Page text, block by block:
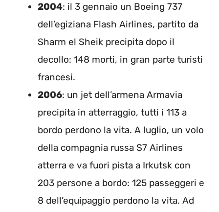
2004: il 3 gennaio un Boeing 737
dell’egiziana Flash Airlines, partito da
Sharm el Sheik precipita dopo il
decollo: 148 morti, in gran parte turisti
francesi.
2006: un jet dell’armena Armavia
precipita in atterraggio, tutti i 113 a
bordo perdono la vita. A luglio, un volo
della compagnia russa S7 Airlines
atterra e va fuori pista a Irkutsk con
203 persone a bordo: 125 passeggeri e
8 dell’equipaggio perdono la vita. Ad